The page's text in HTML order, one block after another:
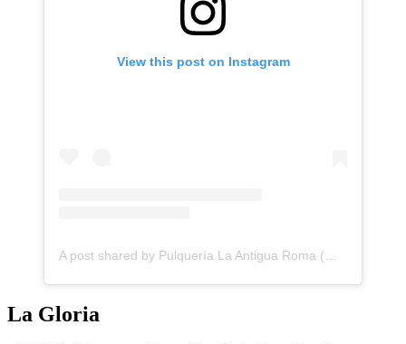
View this post on Instagram
A post shared by Pulquería La Antigua Roma (@pulqueria_antiguaroma)
La Gloria